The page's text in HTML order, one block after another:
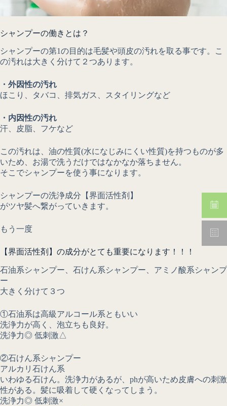
シャンプーの働きとは？
シャンプーの第1の目的は毛髪や頭皮の汚れを取る事です。こ
の汚れは大きく分けて２つあります。
・外因性の汚れ
ほこり、タバコ、排気ガス、スタイリングなど
・内因性の汚れ
汗、皮脂、フケなど
この汚れは、油の性質(水になじみにくい性質)を持つものが多
いため、お湯で洗うだけではなかなか落ちません。
そこでシャンプーを使う事になります。
シャンプーの洗浄成分【界面活性剤】
がツヤ髪へ繋がっていきます。
もう一度
【界面活性剤】の成分がとても重要になります！！！
石油系シャンプー、石けん系シャンプー、アミノ酸系シャンプ
ー
大きく分けて３つ
①石油系は高級アルコール系ともいい
洗浄力が高く、泡立ちも良好。
洗浄力◎ 低刺激△
②石けん系シャンプー
アルカリ石けん系
いわゆる石けん。洗浄力があるが、phが高いため皮膚への刺激
性がある。髪に吸着して硬くなってしまう。
洗浄力◎ 低刺激×